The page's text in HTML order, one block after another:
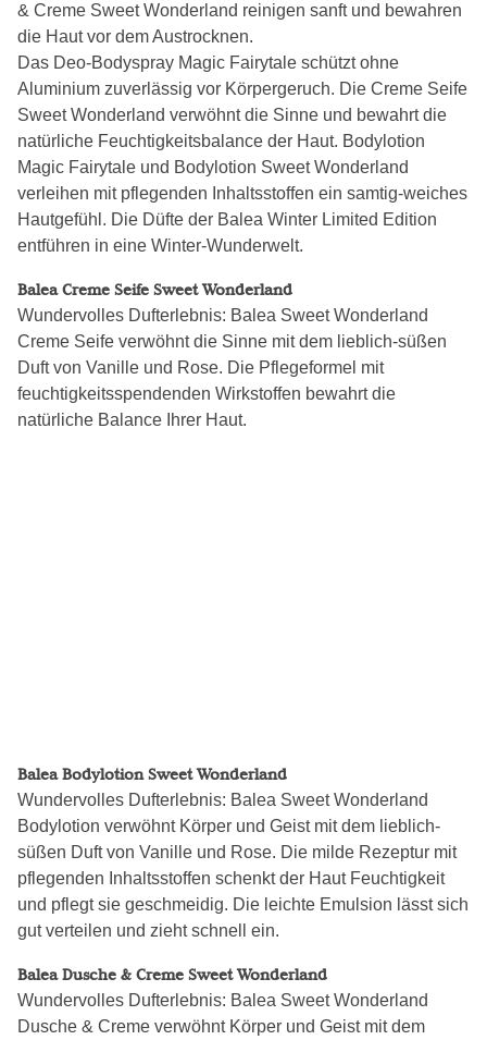
& Creme Sweet Wonderland reinigen sanft und bewahren
die Haut vor dem Austrocknen.
Das Deo-Bodyspray Magic Fairytale schützt ohne
Aluminium zuverlässig vor Körpergeruch. Die Creme Seife
Sweet Wonderland verwöhnt die Sinne und bewahrt die
natürliche Feuchtigkeitsbalance der Haut. Bodylotion
Magic Fairytale und Bodylotion Sweet Wonderland
verleihen mit pflegenden Inhaltsstoffen ein samtig-weiches
Hautgefühl. Die Düfte der Balea Winter Limited Edition
entführen in eine Winter-Wunderwelt.
Balea Creme Seife Sweet Wonderland
Wundervolles Dufterlebnis: Balea Sweet Wonderland
Creme Seife verwöhnt die Sinne mit dem lieblich-süßen
Duft von Vanille und Rose. Die Pflegeformel mit
feuchtigkeitsspendenden Wirkstoffen bewahrt die
natürliche Balance Ihrer Haut.
Balea Bodylotion Sweet Wonderland
Wundervolles Dufterlebnis: Balea Sweet Wonderland
Bodylotion verwöhnt Körper und Geist mit dem lieblich-
süßen Duft von Vanille und Rose. Die milde Rezeptur mit
pflegenden Inhaltsstoffen schenkt der Haut Feuchtigkeit
und pflegt sie geschmeidig. Die leichte Emulsion lässt sich
gut verteilen und zieht schnell ein.
Balea Dusche & Creme Sweet Wonderland
Wundervolles Dufterlebnis: Balea Sweet Wonderland
Dusche & Creme verwöhnt Körper und Geist mit dem